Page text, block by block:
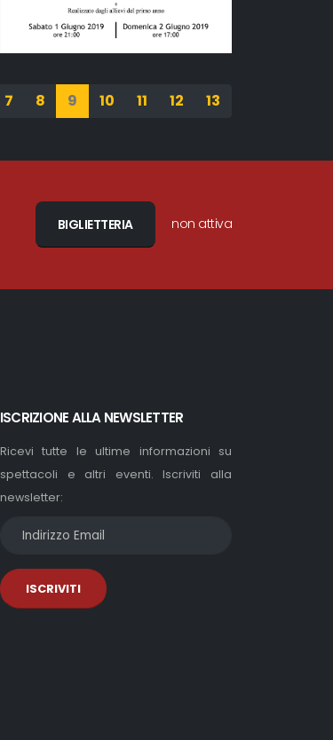
7 8 9 10 11 12 13
BIGLIETTERIA non attiva
ISCRIZIONE ALLA NEWSLETTER
Ricevi tutte le ultime informazioni su
spettacoli e altri eventi. Iscriviti alla
newsletter:
ISCRIVITI